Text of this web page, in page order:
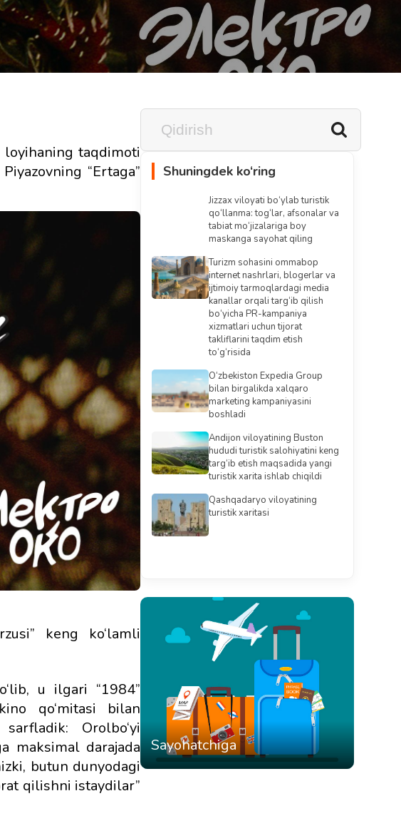
loyihaning taqdimoti
“Ertaga”
keng ko‘lamli
u ilgari “1984”
qo‘mitasi bilan
Orolbo‘yi
maksimal darajada
butun dunyodagi
qilishni istaydilar”
Shuningdek ko‘ring
Jizzax viloyati bo‘ylab turistik
qo‘llanma: tog‘lar, afsonalar va
tabiat mo‘jizalariga boy
maskanga sayohat qiling
Turizm sohasini ommabop
internet nashrlari, blogerlar va
ijtimoiy tarmoqlardagi media
kanallar orqali targ‘ib qilish
bo‘yicha PR-kampaniya
xizmatlari uchun tijorat
takliflarini taqdim etish
to‘g‘risida
O‘zbekiston Expedia Group
bilan birgalikda xalqaro
marketing kampaniyasini
boshladi
Andijon viloyatining Buston
hududi turistik salohiyatini keng
targ‘ib etish maqsadida yangi
turistik xarita ishlab chiqildi
Qashqadaryo viloyatining
turistik xaritasi
Sayohatchiga